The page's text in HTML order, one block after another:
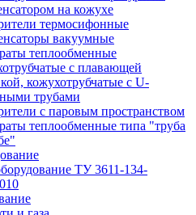
на кожухе
термосифонные
вакуумные
теплообменные
с плавающей
кожухотрубчатые с U-
трубами
с паровым пространством
теплообменные типа "труба
ТУ 3611-134-